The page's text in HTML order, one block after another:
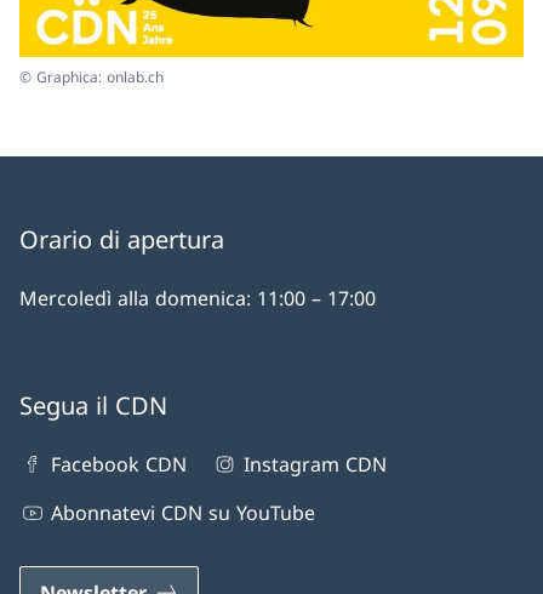
© Graphica: onlab.ch
Orario di apertura
Mercoledì alla domenica: 11:00 – 17:00
Segua il CDN
Facebook CDN
Instagram CDN
Abonnatevi CDN su YouTube